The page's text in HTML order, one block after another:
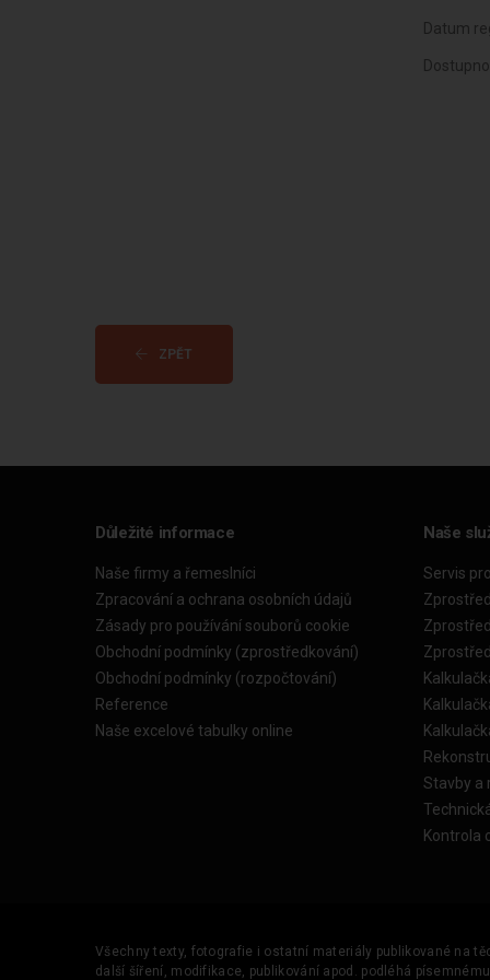
Datum
ZPĚT
Důležité informace
Naše firmy a řemeslníci
Zpracování a ochrana osobních údajů
Zásady pro používání souborů cookie
Obchodní podmínky (zprostředkování)
Obchodní podmínky (rozpočtování)
Reference
Naše excelové tabulky online
Naše
Servis
Stavby a
Kontrola
Všechny texty, fotografie i ostatní materiály publikované na
další šíření, modifikace, publikování apod. podléhá